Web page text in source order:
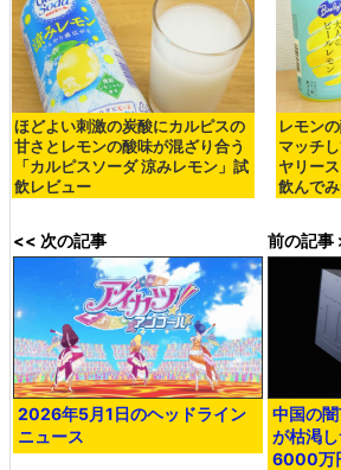
ほどよい刺激の炭酸にカルピスの
甘さとレモンの酸味が混ざり合う
「カルピスソーダ 涼みレモン」試
飲レビュー
レモン
マッチ
ヤリー
飲んで
<< 次の記事
2026年5月1日のヘッドライン
ニュース
前の記事
中国の
が枯渇
6000万